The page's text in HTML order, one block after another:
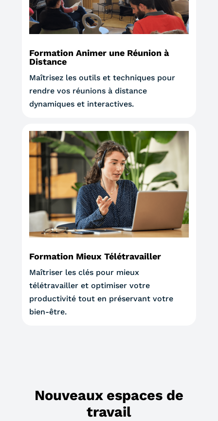
Formation Animer une Réunion à
Distance
Maîtrisez les outils et techniques pour
rendre vos réunions à distance
dynamiques et interactives.
Formation Mieux Télétravailler
Maîtriser les clés pour mieux
télétravailler et optimiser votre
productivité tout en préservant votre
bien-être.
Nouveaux espaces de
travail